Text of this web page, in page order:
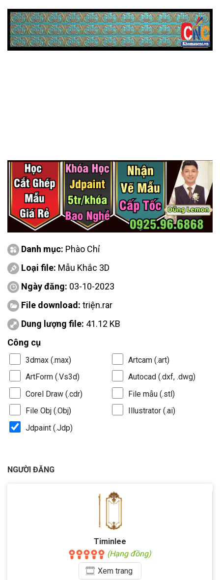
Danh mục: Phào Chỉ
Loại file: Mẫu Khắc 3D
Ngày đăng: 03-10-2023
File download: triện.rar
Dung lượng file: 41.12 KB
Công cụ
3dmax (.max)
Artcam (.art)
ArtForm (.Vs3d)
Autocad (.dxf, .dwg)
Corel Draw (.cdr)
File mẫu (.stl)
File Obj (.Obj)
Illustrator (.ai)
Jdpaint (.Jdp)
NGƯỜI ĐĂNG
Timinlee
(Hạng đồng)
Xemtrang